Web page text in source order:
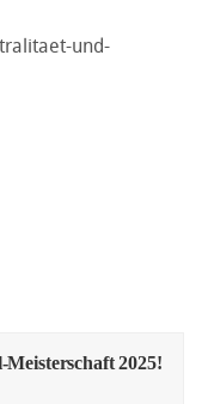
und-
2025!